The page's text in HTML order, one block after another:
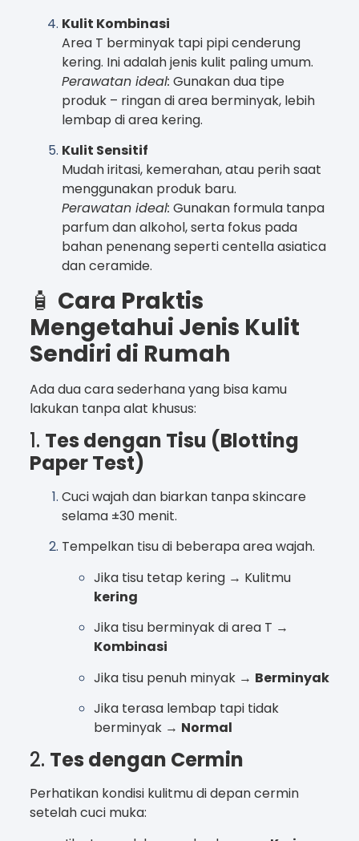
Kulit Kombinasi
Area T berminyak tapi pipi cenderung
kering. Ini adalah jenis kulit paling umum.
Perawatan ideal: Gunakan dua tipe
produk – ringan di area berminyak, lebih
lembap di area kering.
Kulit Sensitif
Mudah iritasi, kemerahan, atau perih saat
menggunakan produk baru.
Perawatan ideal: Gunakan formula tanpa
parfum dan alkohol, serta fokus pada
bahan penenang seperti centella asiatica
dan ceramide.
🧴 Cara Praktis
Mengetahui Jenis Kulit
Sendiri di Rumah
Ada dua cara sederhana yang bisa kamu
lakukan tanpa alat khusus:
1. Tes dengan Tisu (Blotting
Paper Test)
Cuci wajah dan biarkan tanpa skincare
selama ±30 menit.
Tempelkan tisu di beberapa area wajah.
Jika tisu tetap kering → Kulitmu
kering
Jika tisu berminyak di area T →
Kombinasi
Jika tisu penuh minyak → Berminyak
Jika terasa lembap tapi tidak
berminyak → Normal
2. Tes dengan Cermin
Perhatikan kondisi kulitmu di depan cermin
setelah cuci muka: